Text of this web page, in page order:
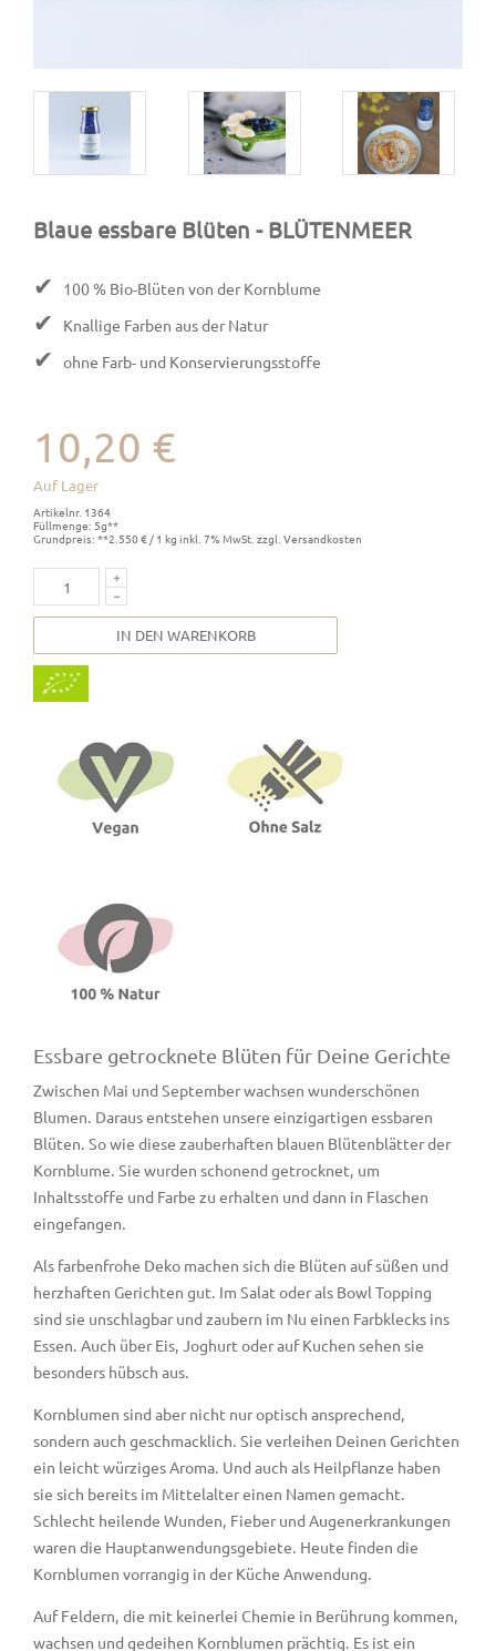
Blaue essbare Blüten - BLÜTENMEER
✔ 100 % Bio-Blüten von der Kornblume
✔ Knallige Farben aus der Natur
✔ ohne Farb- und Konservierungsstoffe
10,20 €
Auf Lager
Artikelnr. 1364
Füllmenge: 5g**
Grundpreis: **2.550 € / 1 kg inkl. 7% MwSt. zzgl. Versandkosten
IN DEN WARENKORB
Essbare getrocknete Blüten für Deine Gerichte
Zwischen Mai und September wachsen wunderschönen
Blumen. Daraus entstehen unsere einzigartigen essbaren
Blüten. So wie diese zauberhaften blauen Blütenblätter der
Kornblume. Sie wurden schonend getrocknet, um
Inhaltsstoffe und Farbe zu erhalten und dann in Flaschen
eingefangen.
Als farbenfrohe Deko machen sich die Blüten auf süßen und
herzhaften Gerichten gut. Im Salat oder als Bowl Topping
sind sie unschlagbar und zaubern im Nu einen Farbklecks ins
Essen. Auch über Eis, Joghurt oder auf Kuchen sehen sie
besonders hübsch aus.
Kornblumen sind aber nicht nur optisch ansprechend,
sondern auch geschmacklich. Sie verleihen Deinen Gerichten
ein leicht würziges Aroma. Und auch als Heilpflanze haben
sie sich bereits im Mittelalter einen Namen gemacht.
Schlecht heilende Wunden, Fieber und Augenerkrankungen
waren die Hauptanwendungsgebiete. Heute finden die
Kornblumen vorrangig in der Küche Anwendung.
Auf Feldern, die mit keinerlei Chemie in Berührung kommen,
wachsen und gedeihen Kornblumen prächtig. Es ist ein